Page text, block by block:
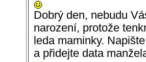
Dobrý den, nebudu
narození, protože
leda maminky.
a přidejte data